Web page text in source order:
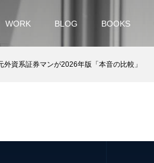
WORK BLOG BOOKS
資系証券マンが2026年版「本音の比較」